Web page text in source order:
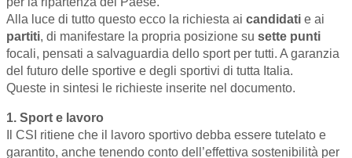
Alla luce di tutto questo ecco la richiesta ai candidati e ai
partiti, di manifestare la propria posizione su sette punti
focali, pensati a salvaguardia dello sport per tutti. A garanzia
del futuro delle sportive e degli sportivi di tutta Italia.
Queste in sintesi le richieste inserite nel documento.
1. Sport e lavoro
Il CSI ritiene che il lavoro sportivo debba essere tutelato e
garantito, anche tenendo conto dell’effettiva sostenibilità per